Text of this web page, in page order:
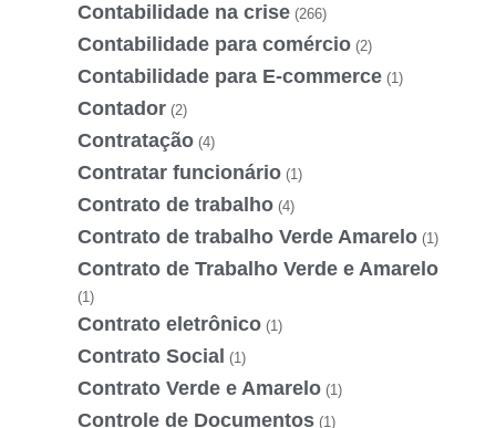
Contabilidade na crise (266)
Contabilidade para comércio (2)
Contabilidade para E-commerce (1)
Contador (2)
Contratação (4)
Contratar funcionário (1)
Contrato de trabalho (4)
Contrato de trabalho Verde Amarelo (1)
Contrato de Trabalho Verde e Amarelo
(1)
Contrato eletrônico (1)
Contrato Social (1)
Contrato Verde e Amarelo (1)
Controle de Documentos (1)